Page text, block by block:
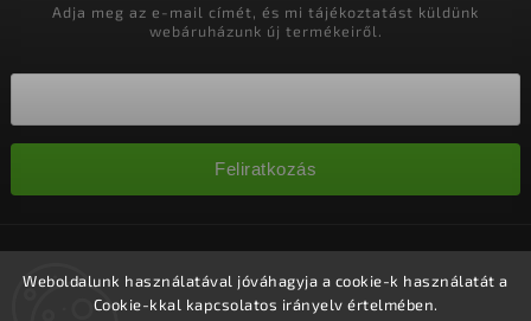
Weboldalunk használatával jóváhagyja a cookie-k használatát a
Cookie-kkal kapcsolatos irányelv értelmében.
Adja meg az e-mail címét, és mi tájékoztatást küldünk
webáruházunk új termékeiről.
Feliratkozás
fenntartva.
Süti beállítások szerkesztése